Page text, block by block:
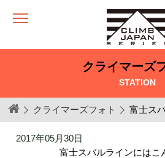
クライマーズ
STATION
クライマーズフォト 富士ス
2017年05月30日
富士スバルラインにはこ